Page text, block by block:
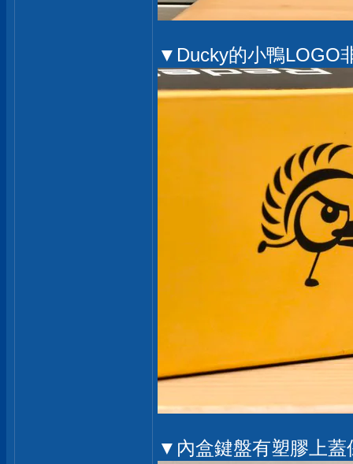
▼Ducky的小鴨LOGO
▼內盒鍵盤有塑膠上蓋